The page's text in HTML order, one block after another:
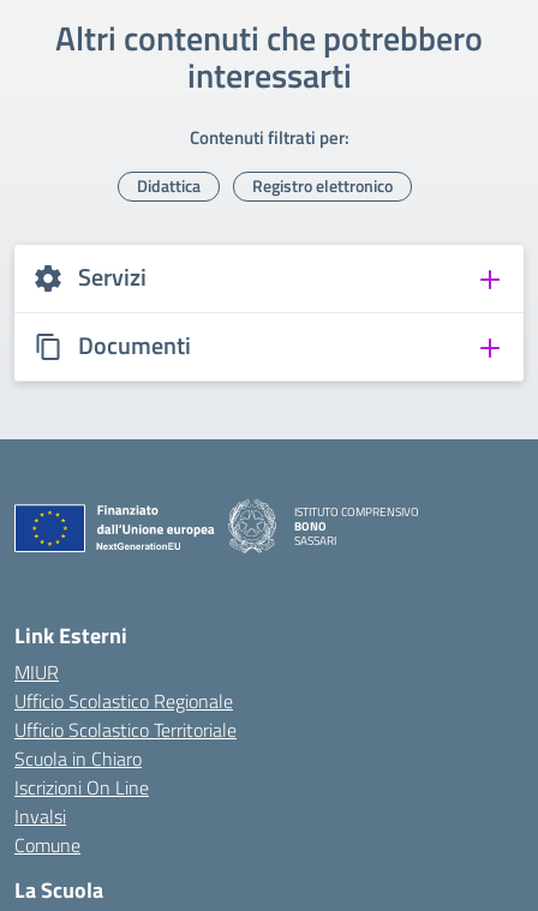
Altri contenuti che potrebbero
interessarti
Contenuti filtrati per:
Didattica Registro elettronico
Servizi
Documenti
ISTITUTO COMPRENSIVO
BONO
SASSARI
Link Esterni
MIUR
Ufficio Scolastico Regionale
Ufficio Scolastico Territoriale
Scuola in Chiaro
Iscrizioni On Line
Invalsi
Comune
La Scuola